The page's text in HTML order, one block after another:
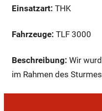
Einsatzart: THK
Fahrzeuge: TLF 3000
Beschreibung: Wir
im Rahmen des